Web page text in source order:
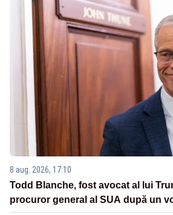
8 aug. 2026, 17:10
Todd Blanche, fost avocat al lui
procuror general al SUA după un